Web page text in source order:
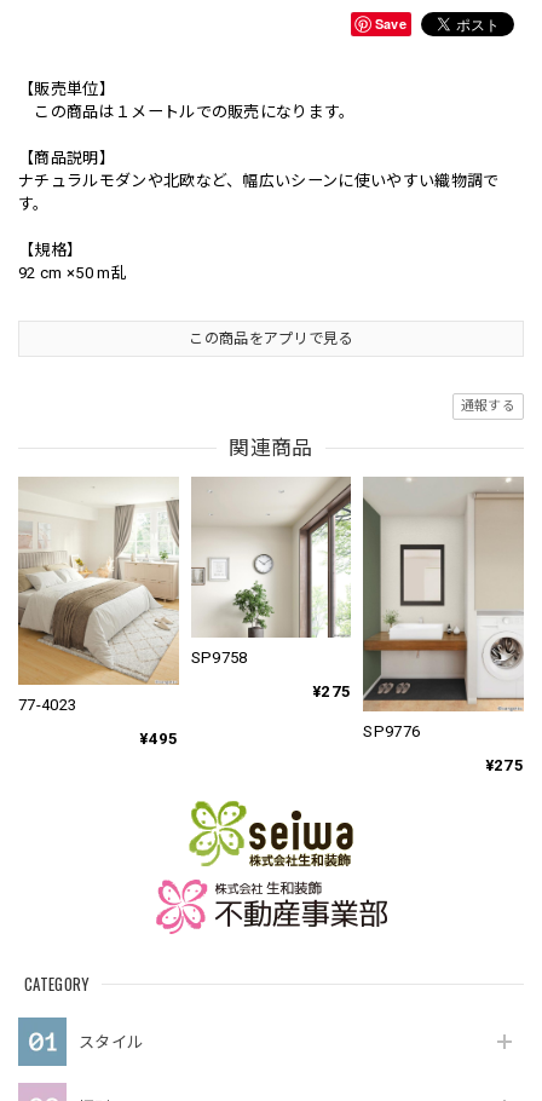
CATEGORY
スタイル
Save
【販売単位】
この商品は１メートルでの販売になります。
【商品説明】
ナチュラルモダンや北欧など、幅広いシーンに使いやすい織物調で
す。
【規格】
92 cm ×50 m乱
この商品をアプリで見る
通報する
関連商品
77-4023
¥495
SP9758
¥275
SP9776
¥275